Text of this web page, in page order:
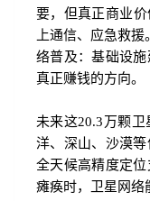
要，但真正商业
上通信、应急救
络普及：基础设
真正赚钱的方向。
未来这20.3万颗
洋、深山、沙漠
全天候高精度定
瘫痪时，卫星网络